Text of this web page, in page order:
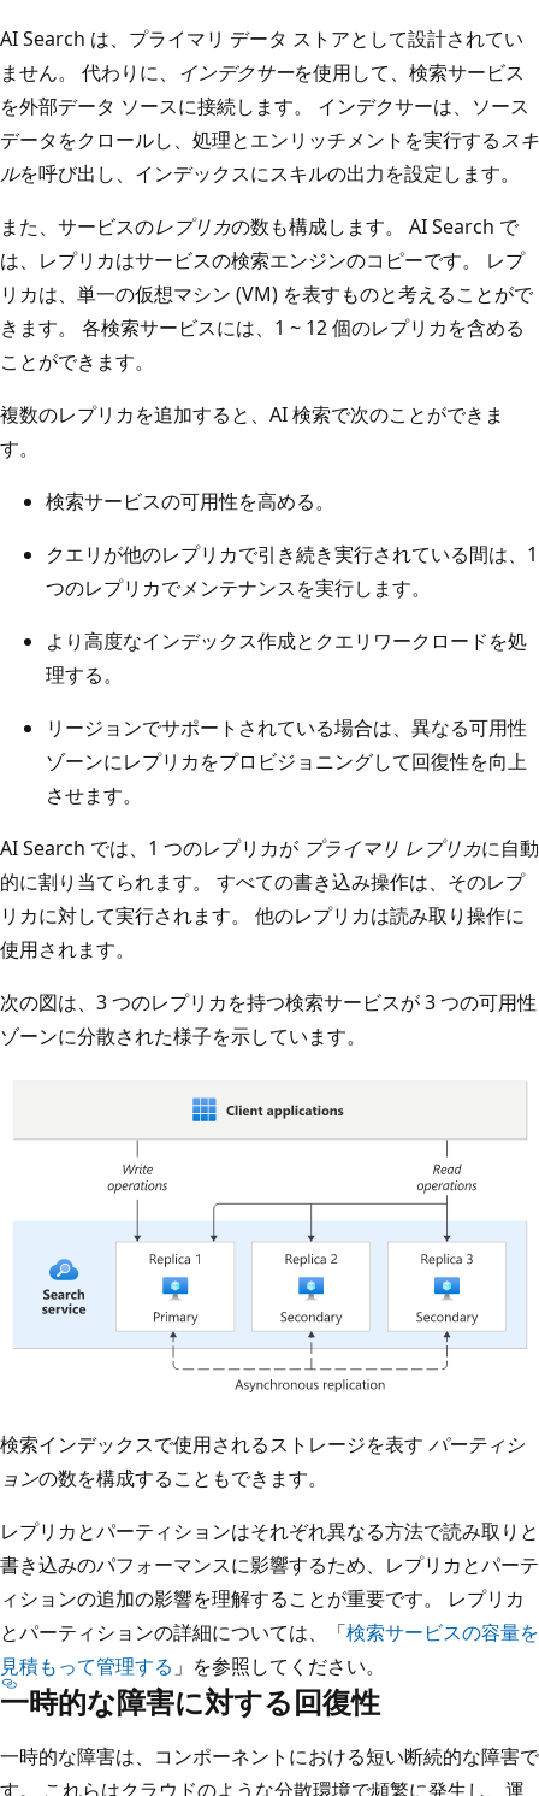
AI Search は、プライマリ データ ストアとして設計されてい
ません。 代わりに、 インデクサーを使用して、検索サービス
を外部データ ソースに接続します。 インデクサーは、ソース
データをクロールし、処理とエンリッチメントを実行するスキ
ルを呼び出し、インデックスにスキルの出力を設定します。
また、サービスのレプリカの数も構成します。 AI Search で
は、レプリカはサービスの検索エンジンのコピーです。 レプ
リカは、単一の仮想マシン (VM) を表すものと考えることがで
きます。 各検索サービスには、1 ~ 12 個のレプリカを含める
ことができます。
複数のレプリカを追加すると、AI 検索で次のことができま
す。
検索サービスの可用性を高める。
クエリが他のレプリカで引き続き実行されている間は、1
つのレプリカでメンテナンスを実行します。
より高度なインデックス作成とクエリワークロードを処
理する。
リージョンでサポートされている場合は、異なる可用性
ゾーンにレプリカをプロビジョニングして回復性を向上
させます。
AI Search では、1 つのレプリカが プライマリ レプリカに自動
的に割り当てられます。 すべての書き込み操作は、そのレプ
リカに対して実行されます。 他のレプリカは読み取り操作に
使用されます。
次の図は、3 つのレプリカを持つ検索サービスが 3 つの可用性
ゾーンに分散された様子を示しています。
検索インデックスで使用されるストレージを表す パーティシ
ョンの数を構成することもできます。
レプリカとパーティションはそれぞれ異なる方法で読み取りと
書き込みのパフォーマンスに影響するため、レプリカとパーテ
ィションの追加の影響を理解することが重要です。 レプリカ
とパーティションの詳細については、「検索サービスの容量を
見積もって管理する 」を参照してください。
一時的な障害に対する回復性
一時的な障害は、コンポーネントにおける短い断続的な障害で
す。 これらはクラウドのような分散環境で頻繁に発生し、運